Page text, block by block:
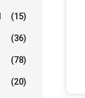
(15)
(36)
(78)
(20)